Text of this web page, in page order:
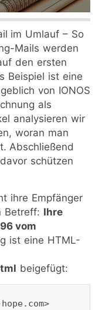
im Umlauf – So
Mails werden
den ersten
Beispiel ist eine
von IONOS
als
analysieren wir
woran man
Abschließend
schützen
ihre Empfänger
Betreff: Ihre
vom
ist eine HTML-
beigefügt: